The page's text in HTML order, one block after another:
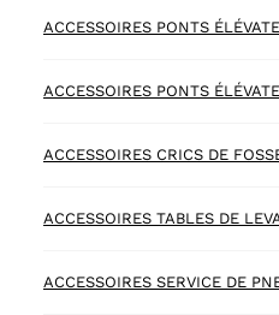
ACCESSOIRES PONTS
ACCESSOIRES PONTS
ACCESSOIRES CRICS DE
ACCESSOIRES TABLES DE
ACCESSOIRES SERVICE DE